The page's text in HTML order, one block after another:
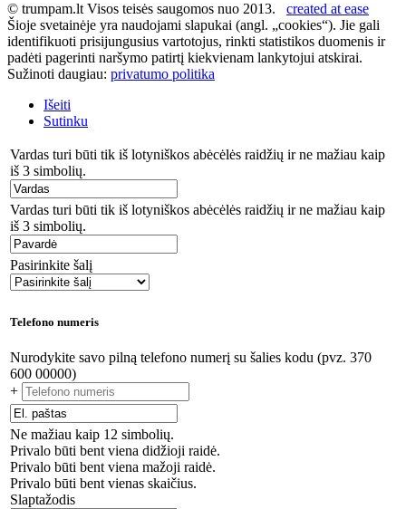
© trumpam.lt Visos teisės saugomos nuo 2013. created at ease
Šioje svetainėje yra naudojami slapukai (angl. „cookies“). Jie gali
identifikuoti prisijungusius vartotojus, rinkti statistikos duomenis ir
padėti pagerinti naršymo patirtį kiekvienam lankytojui atskirai.
Sužinoti daugiau: privatumo politika
Išeiti
Sutinku
Vardas turi būti tik iš lotyniškos abėcėlės raidžių ir ne mažiau kaip
iš 3 simbolių.
Vardas turi būti tik iš lotyniškos abėcėlės raidžių ir ne mažiau kaip
iš 3 simbolių.
Pasirinkite šalį
Telefono numeris
Nurodykite savo pilną telefono numerį su šalies kodu (pvz. 370
600 00000)
+
Ne mažiau kaip 12 simbolių.
Privalo būti bent viena didžioji raidė.
Privalo būti bent viena mažoji raidė.
Privalo būti bent vienas skaičius.
Slaptažodis